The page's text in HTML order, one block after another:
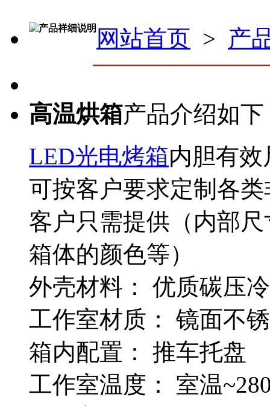
产品祥细说明 网站首页 > 产
高温烘箱产品介绍如下
LED光电烤箱内胆有效
可按客户要求定制各
客户只需提供（内部
箱体的颜色等）
外壳材料： 优质碳压
工作室材质： 镜面不
箱内配置： 推车托盘
工作室温度： 室温